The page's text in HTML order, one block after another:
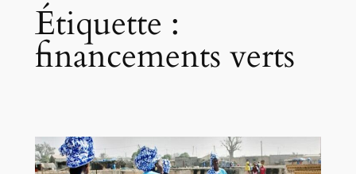
Étiquette :
financements verts